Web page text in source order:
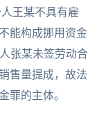
王某不具有雇
能构成挪用资金
张某未签劳动合
售量提成，故法
罪的主体。